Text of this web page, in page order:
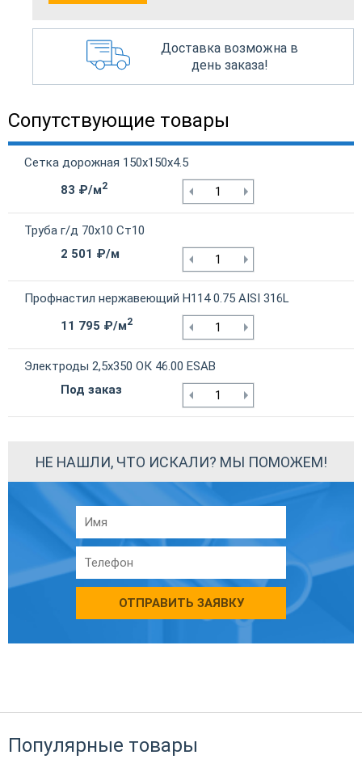
Доставка возможна в
день заказа!
Сопутствующие товары
Сетка дорожная 150х150х4.5
83 ₽/м2
Труба г/д 70х10 Ст10
2 501 ₽/м
Профнастил нержавеющий Н114 0.75 AISI 316L
11 795 ₽/м2
Электроды 2,5х350 ОК 46.00 ESAB
Под заказ
НЕ НАШЛИ, ЧТО ИСКАЛИ? МЫ ПОМОЖЕМ!
ОТПРАВИТЬ ЗАЯВКУ
Популярные товары